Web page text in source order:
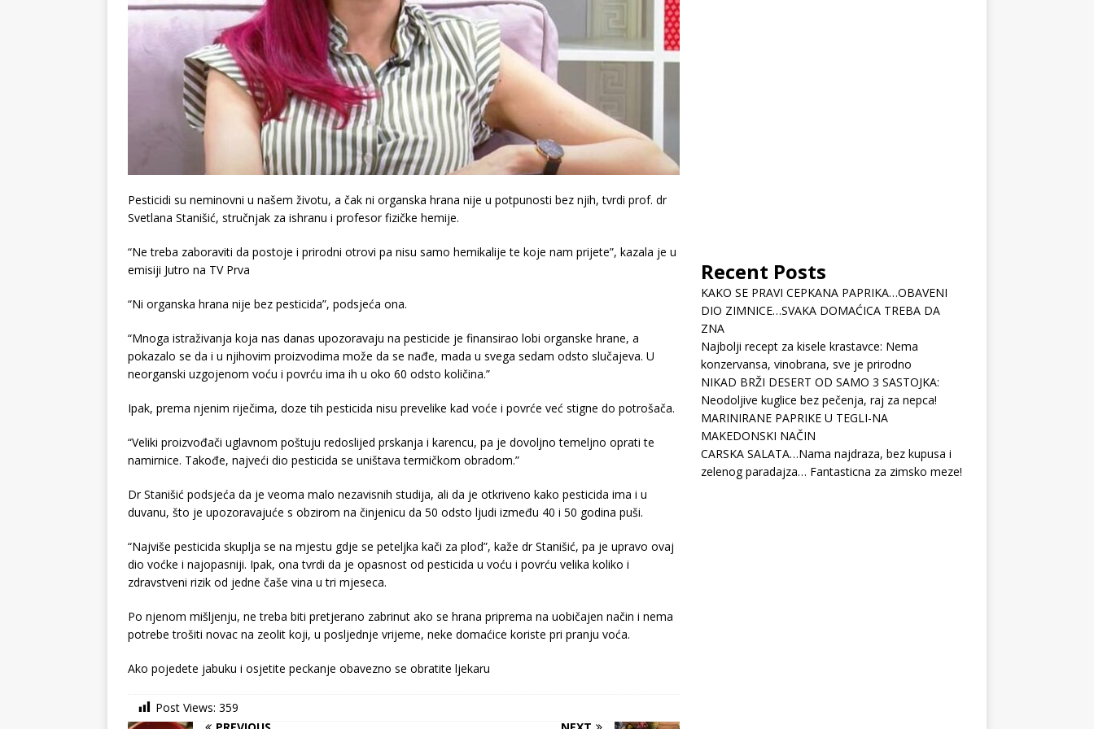
Pesticidi su neminovni u našem životu, a čak ni organska hrana nije u potpunosti bez njih, tvrdi prof. dr
Svetlana Stanišić, stručnjak za ishranu i profesor fizičke hemije.
“Ne treba zaboraviti da postoje i prirodni otrovi pa nisu samo hemikalije te koje nam prijete”, kazala je u
emisiji Jutro na TV Prva
“Ni organska hrana nije bez pesticida”, podsjeća ona.
“Mnoga istraživanja koja nas danas upozoravaju na pesticide je finansirao lobi organske hrane, a
pokazalo se da i u njihovim proizvodima može da se nađe, mada u svega sedam odsto slučajeva. U
neorganski uzgojenom voću i povrću ima ih u oko 60 odsto količina.”
Ipak, prema njenim riječima, doze tih pesticida nisu prevelike kad voće i povrće već stigne do potrošača.
“Veliki proizvođači uglavnom poštuju redoslijed prskanja i karencu, pa je dovoljno temeljno oprati te
namirnice. Takođe, najveći dio pesticida se uništava termičkom obradom.”
Dr Stanišić podsjeća da je veoma malo nezavisnih studija, ali da je otkriveno kako pesticida ima i u
duvanu, što je upozoravajuće s obzirom na činjenicu da 50 odsto ljudi između 40 i 50 godina puši.
“Najviše pesticida skuplja se na mjestu gdje se peteljka kači za plod”, kaže dr Stanišić, pa je upravo ovaj
dio voćke i najopasniji. Ipak, ona tvrdi da je opasnost od pesticida u voću i povrću velika koliko i
zdravstveni rizik od jedne čaše vina u tri mjeseca.
Po njenom mišljenju, ne treba biti pretjerano zabrinut ako se hrana priprema na uobičajen način i nema
potrebe trošiti novac na zeolit koji, u posljednje vrijeme, neke domaćice koriste pri pranju voća.
Ako pojedete jabuku i osjetite peckanje obavezno se obratite ljekaru
Post Views: 359
Recent Posts
KAKO SE PRAVI CEPKANA PAPRIKA…OBAVENI
DIO ZIMNICE…SVAKA DOMAĆICA TREBA DA
ZNA
Najbolji recept za kisele krastavce: Nema
konzervansa, vinobrana, sve je prirodno
NIKAD BRŽI DESERT OD SAMO 3 SASTOJKA:
Neodoljive kuglice bez pečenja, raj za nepca!
MARINIRANE PAPRIKE U TEGLI-NA
MAKEDONSKI NAČIN
CARSKA SALATA…Nama najdraza, bez kupusa i
zelenog paradajza… Fantasticna za zimsko meze!